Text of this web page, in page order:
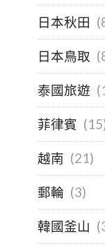
日本秋田
日本鳥取
泰國旅遊
菲律賓
越南 (21)
郵輪 (3)
韓國釜山